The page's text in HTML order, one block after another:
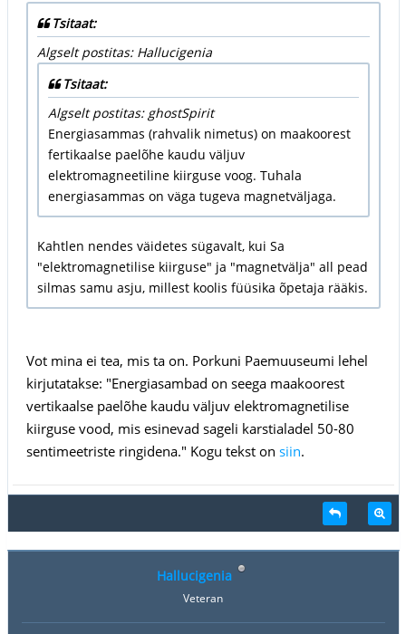
Tsitaat:
Algselt postitas: Hallucigenia
Tsitaat:
Algselt postitas: ghostSpirit
Energiasammas (rahvalik nimetus) on maakoorest
fertikaalse paelõhe kaudu väljuv
elektromagneetiline kiirguse voog. Tuhala
energiasammas on väga tugeva magnetväljaga.
Kahtlen nendes väidetes sügavalt, kui Sa
"elektromagnetilise kiirguse" ja "magnetvälja" all pead
silmas samu asju, millest koolis füüsika õpetaja rääkis.
Vot mina ei tea, mis ta on. Porkuni Paemuuseumi lehel
kirjutatakse: "Energiasambad on seega maakoorest
vertikaalse paelõhe kaudu väljuv elektromagnetilise
kiirguse vood, mis esinevad sageli karstialadel 50-80
sentimeetriste ringidena." Kogu tekst on siin.
Hallucigenia
Veteran